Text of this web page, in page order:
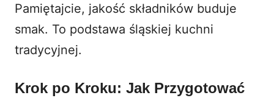
Pamiętajcie, jakość składników buduje
smak. To podstawa śląskiej kuchni
tradycyjnej.
Krok po Kroku: Jak Przygotować